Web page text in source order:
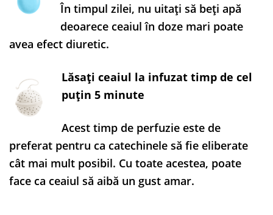
În timpul zilei, nu uitați să beți apă
deoarece ceaiul în doze mari poate
avea efect diuretic.
Lăsați ceaiul la infuzat timp de cel
puțin 5 minute
Acest timp de perfuzie este de
preferat pentru ca catechinele să fie eliberate
cât mai mult posibil. Cu toate acestea, poate
face ca ceaiul să aibă un gust amar.